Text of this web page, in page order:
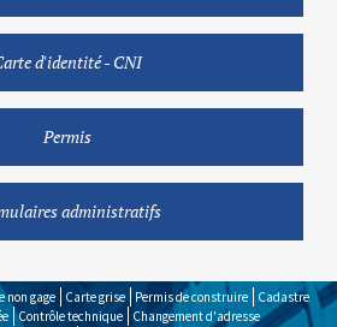
d'identité - CNI
Permis
administratifs
non gage Carte grise Permis de construire
Cadastre
Contrôle technique Changement d'adresse